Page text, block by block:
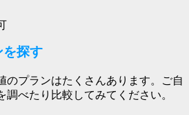
を探す
のプランはたくさんあります。ご自
べたり比較してみてください。